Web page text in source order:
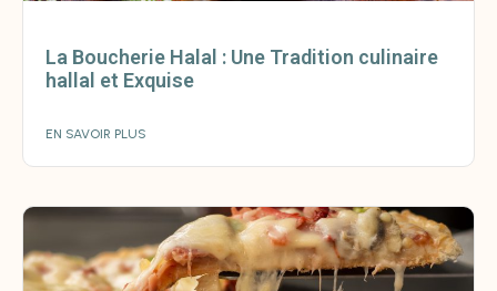
La Boucherie Halal : Une Tradition culinaire
hallal et Exquise
EN SAVOIR PLUS